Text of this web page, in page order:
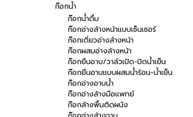
ก๊อกน้ำ
ก๊อกน้ำดื่ม
ก๊อกอ่างล้างหน้าแบบเซ็นเซอร์
ก๊อกเดี่ยวอ่างล้างหน้า
ก๊อกผสมอ่างล้างหน้า
ก๊อกยืนอาบ/วาล์วเปิด-ปิดน้ำเย็น
ก๊อกยืนอาบแบบผสมน้ำร้อน-น้ำเย็น
ก๊อกอ่างอาบน้ำ
ก๊อกอ่างล้างมือแพทย์
ก๊อกล้างพื้นติดผนัง